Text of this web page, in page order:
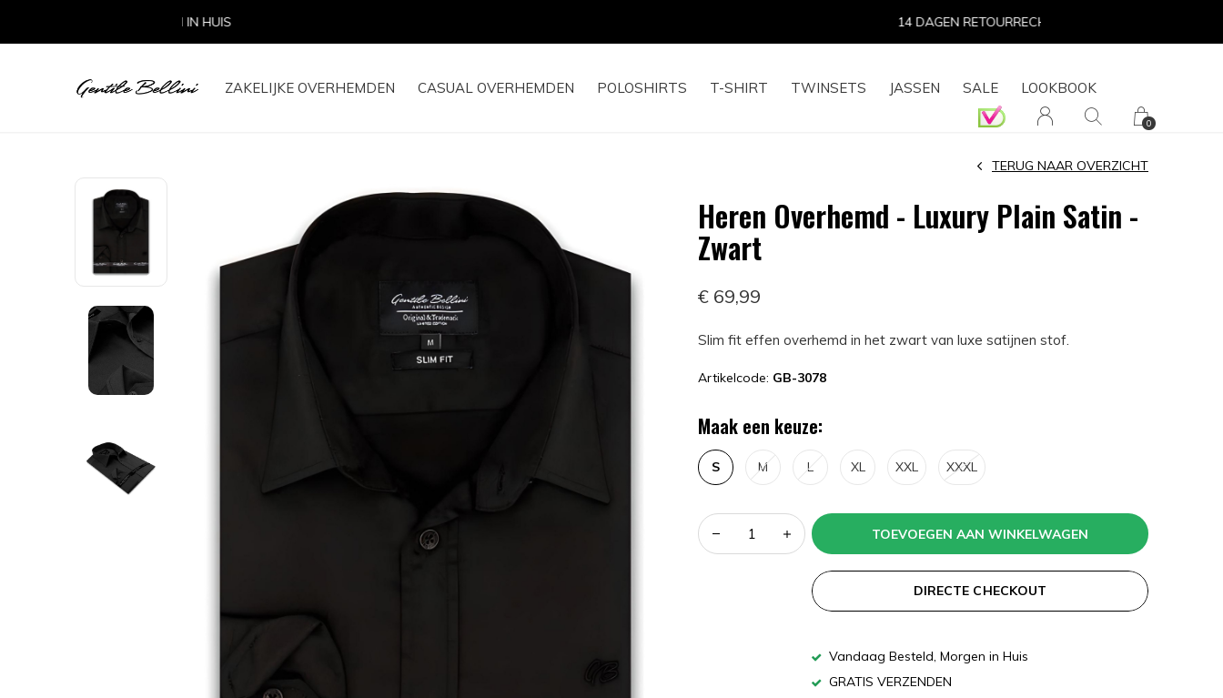
ZAKELIJKE OVERHEMDEN CASUAL OVERHEMDEN POLOSHIRTS T-SHIRT TWINSETS JASSEN SALE LOOKBOOK
0
Heren Overhemd - Luxury Plain Satin -
Zwart
TERUG NAAR OVERZICHT
€ 69,99
Slim fit effen overhemd in het zwart van luxe satijnen stof.
Artikelcode: GB-3078
Maak een keuze:
S M L XL XXL XXXL
TOEVOEGEN AAN WINKELWAGEN
DIRECTE CHECKOUT
Vandaag Besteld, Morgen in Huis
GRATIS VERZENDEN